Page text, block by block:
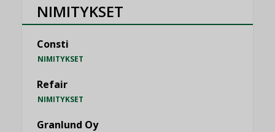
NIMITYKSET
Consti
NIMITYKSET
Refair
NIMITYKSET
Granlund Oy